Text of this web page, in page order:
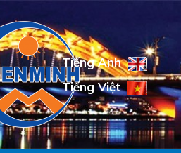
Tiếng Anh
Tiếng Việt